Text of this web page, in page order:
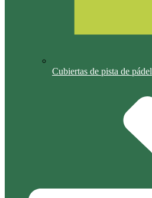
Cubiertas de pista de pádel